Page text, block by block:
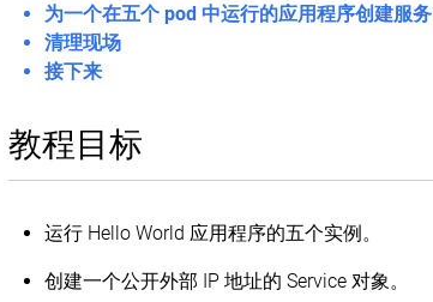
为一个在五个 pod 中运行的应用程序创建服务
清理现场
接下来
教程目标
运行 Hello World 应用程序的五个实例。
创建一个公开外部 IP 地址的 Service 对象。